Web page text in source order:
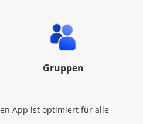
Gruppen
App ist optimiert für alle